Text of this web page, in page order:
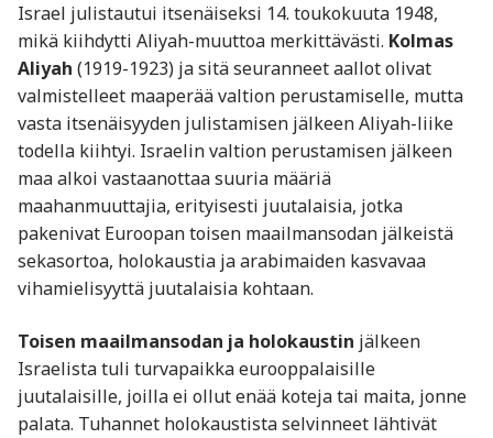
Israel julistautui itsenäiseksi 14. toukokuuta 1948,
mikä kiihdytti Aliyah-muuttoa merkittävästi. Kolmas
Aliyah (1919-1923) ja sitä seuranneet aallot olivat
valmistelleet maaperää valtion perustamiselle, mutta
vasta itsenäisyyden julistamisen jälkeen Aliyah-liike
todella kiihtyi. Israelin valtion perustamisen jälkeen
maa alkoi vastaanottaa suuria määriä
maahanmuuttajia, erityisesti juutalaisia, jotka
pakenivat Euroopan toisen maailmansodan jälkeistä
sekasortoa, holokaustia ja arabimaiden kasvavaa
vihamielisyyttä juutalaisia kohtaan.
Toisen maailmansodan ja holokaustin jälkeen
Israelista tuli turvapaikka eurooppalaisille
juutalaisille, joilla ei ollut enää koteja tai maita, jonne
palata. Tuhannet holokaustista selvinneet lähtivät